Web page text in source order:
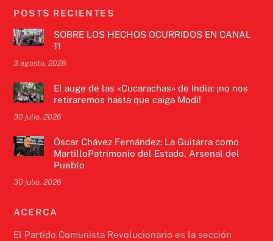
POSTS RECIENTES
SOBRE LOS HECHOS OCURRIDOS EN CANAL
11
3 agosto, 2026
El auge de las «Cucarachas» de India: ¡no nos
retiraremos hasta que caiga Modi!
30 julio, 2026
Óscar Chávez Fernández: La Guitarra como
MartilloPatrimonio del Estado, Arsenal del
Pueblo
30 julio, 2026
ACERCA
El Partido Comunista Revolucionario es la sección